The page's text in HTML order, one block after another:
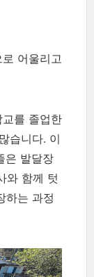
어울리고
를 졸업한
습니다. 이
은 발달장
와 함께 텃
하는 과정